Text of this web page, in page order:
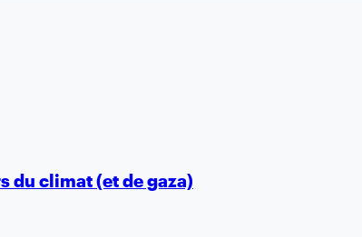
du climat (et de gaza)